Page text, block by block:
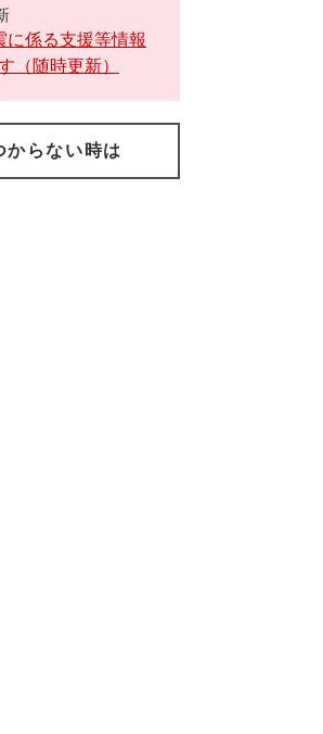
に係る支援等情報
（随時更新）
からない時は